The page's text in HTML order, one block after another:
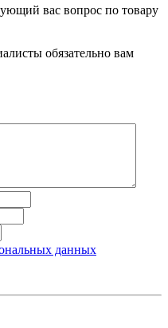
вас вопрос по товару
обязательно вам
данных